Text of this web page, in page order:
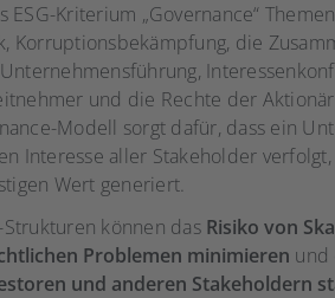
ESG-Kriterium „Governance“
Korruptionsbekämpfung, die
und die Rechte der
Modell sorgt dafür, dass ein
Interesse aller Stakeholder
Wert generiert.
können das Risiko von
Problemen minimieren und
und anderen Stakeholdern